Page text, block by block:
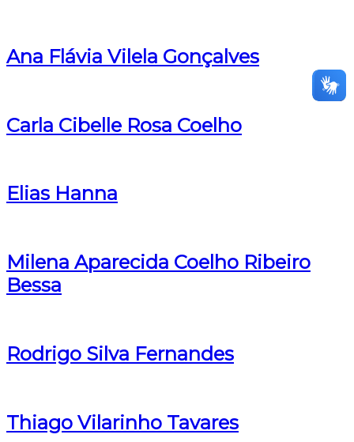
Ana Flávia Vilela Gonçalves
Carla Cibelle Rosa Coelho
Elias Hanna
Milena Aparecida Coelho Ribeiro
Bessa
Rodrigo Silva Fernandes
Thiago Vilarinho Tavares